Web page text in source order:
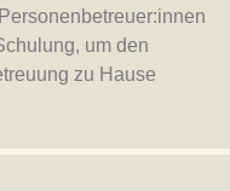
um den
zu Hause